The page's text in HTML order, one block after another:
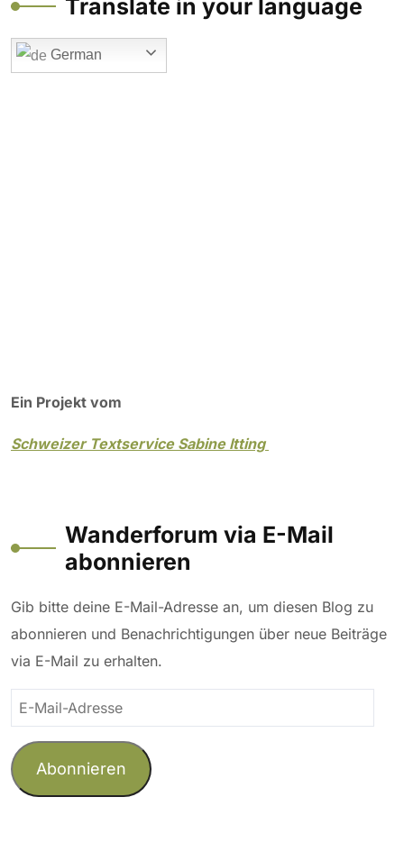
Translate in your language
German
Ein Projekt vom
Schweizer Textservice Sabine Itting
Wanderforum via E-Mail
abonnieren
Gib bitte deine E-Mail-Adresse an, um diesen Blog zu
abonnieren und Benachrichtigungen über neue Beiträge
via E-Mail zu erhalten.
E-
Mail-
Adresse
Abonnieren